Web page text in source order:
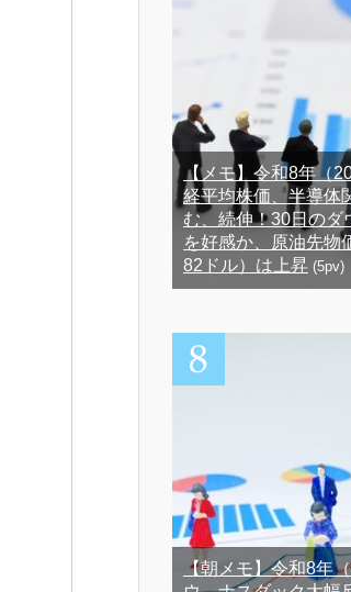
【メモ】令和8年（
経平均株価、半導体
む、続伸！30日のダ
を好感か、原油先物
82ドル）は上昇 (5pv)
【朝メモ】令和8年